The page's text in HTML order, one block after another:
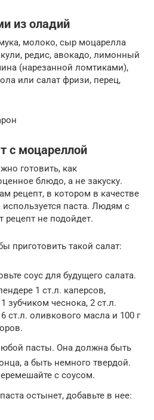
из оладий
молоко, сыр моцарелла
редис, авокадо, лимонный
(нарезанной ломтиками),
или салат фризи, перец,
с моцареллой
готовить, как
блюдо, а не закуску.
рецепт, в котором в качестве
паста. Людям с
не подойдет.
приготовить такой салат:
соус для будущего салата.
1 ст.л. каперсов,
зубчиком чеснока, 2 ст.л.
ст.л. оливкового масла и 100 г
пасты. Она должна быть
а быть немного твердой.
с соусом.
остынет, добавьте в нее: